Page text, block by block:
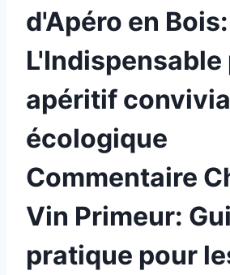
d'Apéro en Bois:
L'Indispensable
apéritif
écologique
Commentaire
Vin Primeur:
pratique pour